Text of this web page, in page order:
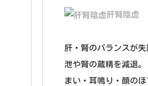
肝腎陰虚
肝・腎のバランスが
泄や腎の蔵精を減
まい・耳鳴り・顔の